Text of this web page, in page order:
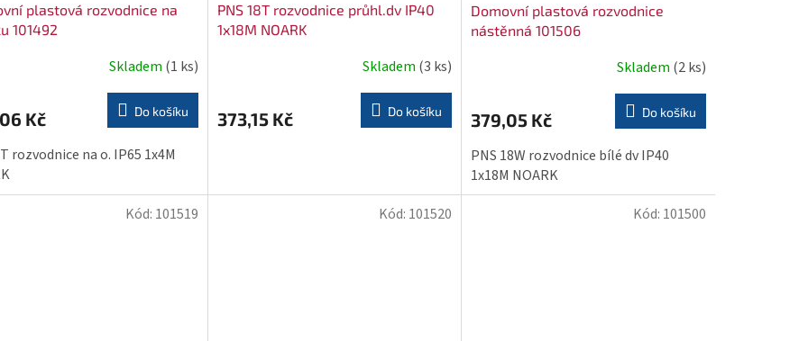
plastová rozvodnice na
101492
Skladem (1 ks)
Kč Do košíku
rozvodnice na o. IP65 1x4M
PNS 18T rozvodnice průhl.dv IP40
1x18M NOARK
Skladem (3 ks)
373,15 Kč Do košíku
Domovní plastová rozvodnice
nástěnná 101506
Skladem (2 ks)
379,05 Kč Do košíku
PNS 18W rozvodnice bílé dv IP40
1x18M NOARK
Kód: 101519 Kód: 101520 Kód: 101500